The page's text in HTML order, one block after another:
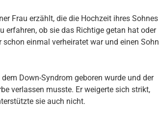
Frau erzählt, die die Hochzeit ihres Sohnes
erfahren, ob sie das Richtige getan hat oder
einmal verheiratet war und einen Sohn
Down-Syndrom geboren wurde und der
verlassen musste. Er weigerte sich strikt,
sie auch nicht.